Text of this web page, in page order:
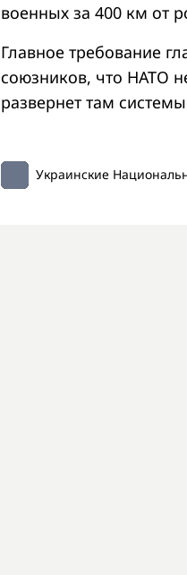
военных за 400 км от
Главное требование
союзников, что НАТО
развернет там
Украинские